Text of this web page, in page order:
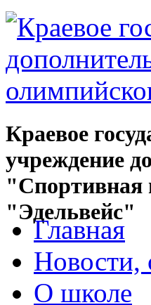
Краевое
учреждение
"Спортивная
"Эдельвейс"
Главная
Новости,
О школе